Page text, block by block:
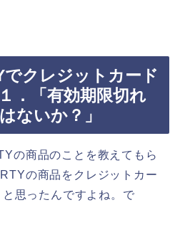
クレジットカード
．「有効期限切れ
ないか？」
の商品のことを教えてもら
の商品をクレジットカー
思ったんですよね。で